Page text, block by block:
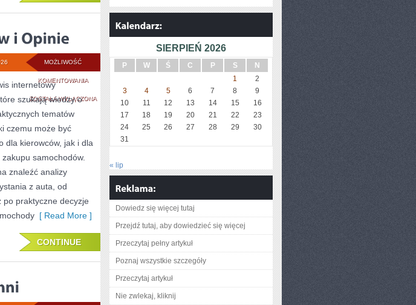
MOŻLIWOŚĆ
KOMENTOWANIAHISTORIE
KIEROWCÓW
OPINIE
ZOSTAŁA WYŁĄCZONA
internetowy
szukają wiedzy o
tematów
czemu może być
dla kierowców, jak i dla
samochodów.
znaleźć analizy
z auta, od
praktyczne decyzje
[ Read More ]
CONTINUE
SIERPIEŃ 2026
P W Ś C P S
N
1
2
3
4 5 6 7 8
9
10
11 12 13 14 15
16
17
18 19 20 21 22
23
24
25 26 27 28 29
30
31
« lip
Dowiedz się więcej tutaj
Przejdź tutaj, aby dowiedzieć się więcej
Przeczytaj pełny artykuł
Poznaj wszystkie szczegóły
Przeczytaj artykuł
Nie zwlekaj, kliknij